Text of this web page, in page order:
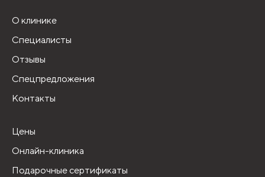
О клинике
Специалисты
Отзывы
Спецпредложения
Контакты
Цены
Онлайн-клиника
Подарочные сертификаты